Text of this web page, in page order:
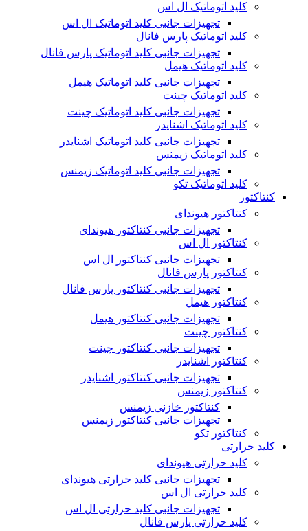
کلید اتوماتیک ال اس
تجهیزات جانبی کلید اتوماتیک ال اس
کلید اتوماتیک پارس فانال
تجهیزات جانبی کلید اتوماتیک پارس فانال
کلید اتوماتیک هیمل
تجهیزات جانبی کلید اتوماتیک هیمل
کلید اتوماتیک چینت
تجهیزات جانبی کلید اتوماتیک چینت
کلید اتوماتیک اشنایدر
تجهیزات جانبی کلید اتوماتیک اشنایدر
کلید اتوماتیک زیمنس
تجهیزات جانبی کلید اتوماتیک زیمنس
کلید اتوماتیک تکو
کنتاکتور
کنتاکتور هیوندای
تجهیزات جانبی کنتاکتور هیوندای
کنتاکتور ال اس
تجهیزات جانبی کنتاکتور ال اس
کنتاکتور پارس فانال
تجهیزات جانبی کنتاکتور پارس فانال
کنتاکتور هیمل
تجهیزات جانبی کنتاکتور هیمل
کنتاکتور چینت
تجهیزات جانبی کنتاکتور چینت
کنتاکتور اشنایدر
تجهیزات جانبی کنتاکتور اشنایدر
کنتاکتور زیمنس
کنتاکتور خازنی زیمنس
تجهیزات جانبی کنتاکتور زیمنس
کنتاکتور تکو
کلید حرارتی
کلید حرارتی هیوندای
تجهیزات جانبی کلید حرارتی هیوندای
کلید حرارتی ال اس
تجهیزات جانبی کلید حرارتی ال اس
کلید حرارتی پارس فانال